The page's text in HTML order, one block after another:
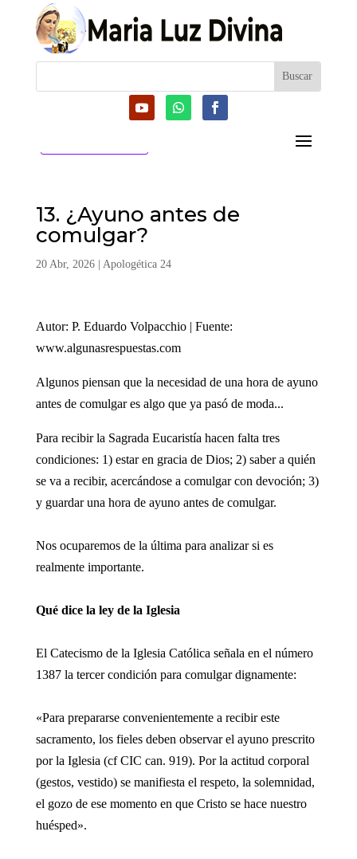
13. ¿Ayuno antes de
comulgar?
20 Abr, 2026| Apologética 24
Autor: P. Eduardo Volpacchio | Fuente:
www.algunasrespuestas.com
Algunos piensan que la necesidad de una hora de ayuno
antes de comulgar es algo que ya pasó de moda...
Para recibir la Sagrada Eucaristía hacen falta tres
condiciones: 1) estar en gracia de Dios; 2) saber a quién
se va a recibir, acercándose a comulgar con devoción; 3)
y guardar una hora de ayuno antes de comulgar.
Nos ocuparemos de la última para analizar si es
realmente importante.
Qué dice la ley de la Iglesia
El Catecismo de la Iglesia Católica señala en el número
1387 la tercer condición para comulgar dignamente:
«Para prepararse convenientemente a recibir este
sacramento, los fieles deben observar el ayuno prescrito
por la Iglesia (cf CIC can. 919). Por la actitud corporal
(gestos, vestido) se manifiesta el respeto, la solemnidad,
el gozo de ese momento en que Cristo se hace nuestro
huésped».